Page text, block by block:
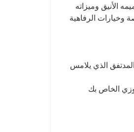
الأنيق وميزاته
وخيارات الرفاهية
الذي يلامس
على الجاكوزي الخاص بك